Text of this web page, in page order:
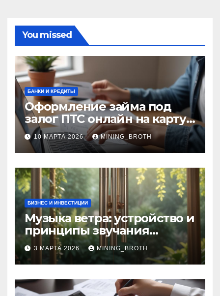
You missed
БАНКИ И КРЕДИТЫ
Оформление займа под
залог ПТС онлайн на карту
без визита в офис: порядок,
требования и документы
10 МАРТА 2026 MINING_BROTH
БИЗНЕС И ИНВЕСТИЦИИ
Музыка ветра: устройство и
принципы звучания
колокольчиков
3 МАРТА 2026 MINING_BROTH